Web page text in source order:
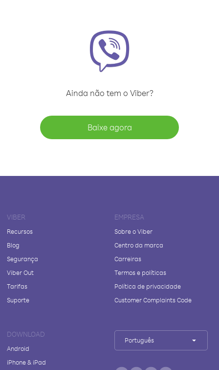
Ainda não tem o Viber?
Baixe agora
VIBER
Recursos
Blog
Segurança
Viber Out
Tarifas
Suporte
EMPRESA
Sobre o Viber
Centro da marca
Carreiras
Termos e políticas
Política de privacidade
Customer Complaints Code
DOWNLOAD
Android
iPhone & iPad
Português